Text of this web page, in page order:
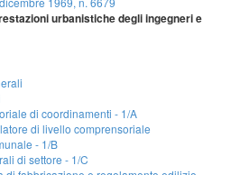
urbanistiche degli ingegneri e
di coordinamenti - 1/A
di livello comprensoriale
- 1/B
di settore - 1/C